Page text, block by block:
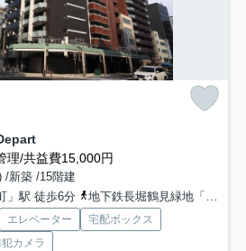
理/共益費15,000円
/新築 /15階建
」駅 徒歩6分
地下鉄長堀鶴見緑地「松屋町」駅 徒歩6分
エレベーター
宅配ボックス
犯カメラ